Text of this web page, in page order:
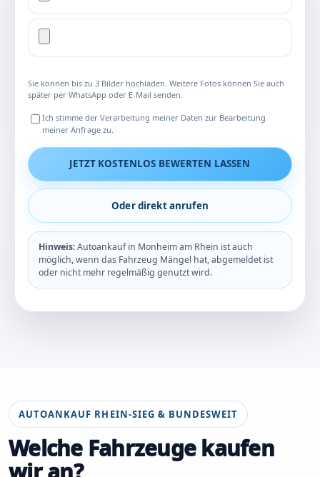
Sie können bis zu 3 Bilder hochladen. Weitere Fotos können Sie auch
später per WhatsApp oder E-Mail senden.
Ich stimme der Verarbeitung meiner Daten zur Bearbeitung
meiner Anfrage zu.
JETZT KOSTENLOS BEWERTEN LASSEN
Oder direkt anrufen
Hinweis:Autoankauf in Monheim am Rhein ist auch
möglich, wenn das Fahrzeug Mängel hat, abgemeldet ist
oder nicht mehr regelmäßig genutzt wird.
AUTOANKAUF RHEIN-SIEG & BUNDESWEIT
Welche Fahrzeuge kaufen